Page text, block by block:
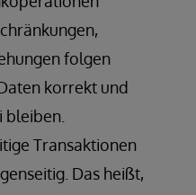
folgen
korrekt und
bleiben.
Transaktionen
Das heißt,